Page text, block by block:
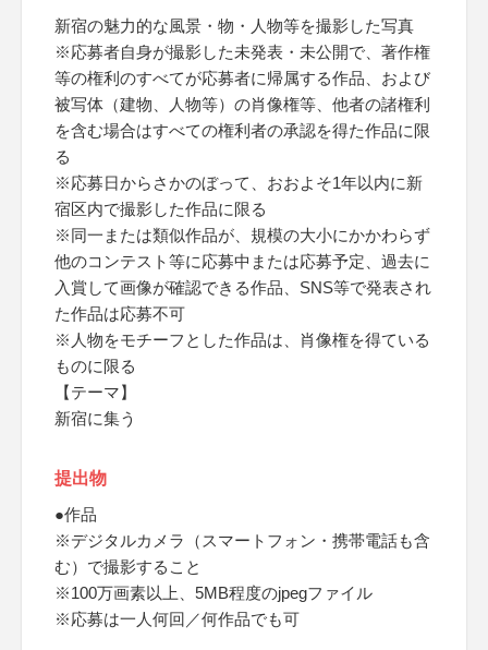
新宿の魅力的な風景・物・人物等を撮影した写真
※応募者自身が撮影した未発表・未公開で、著作権
等の権利のすべてが応募者に帰属する作品、および
被写体（建物、人物等）の肖像権等、他者の諸権利
を含む場合はすべての権利者の承認を得た作品に限
る
※応募日からさかのぼって、おおよそ1年以内に新
宿区内で撮影した作品に限る
※同一または類似作品が、規模の大小にかかわらず
他のコンテスト等に応募中または応募予定、過去に
入賞して画像が確認できる作品、SNS等で発表され
た作品は応募不可
※人物をモチーフとした作品は、肖像権を得ている
ものに限る
【テーマ】
新宿に集う
提出物
●作品
※デジタルカメラ（スマートフォン・携帯電話も含
む）で撮影すること
※100万画素以上、5MB程度のjpegファイル
※応募は一人何回／何作品でも可